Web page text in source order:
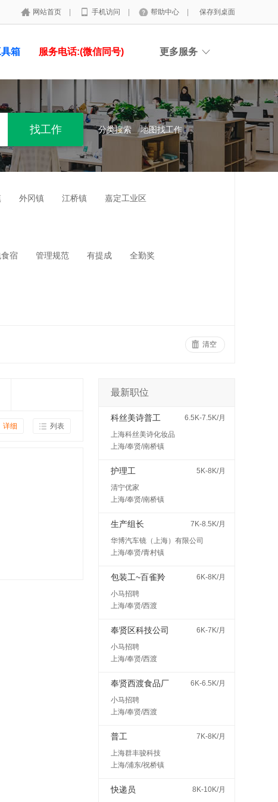
网站首页 手机访问 帮助中心 保存到桌面
箱 服务电话:(微信同号) 更多服务
分类搜索 地图找工作
外冈镇 江桥镇 嘉定工业区
宿 管理规范 有提成 全勤奖
清空
详细 列表
最新职位
科丝美诗普工
6.5K-7.5K/月
上海科丝美诗化妆品
上海/奉贤/南桥镇
护理工
5K-8K/月
清宁优家
上海/奉贤/南桥镇
生产组长
7K-8.5K/月
华博汽车镜（上海）有限公司
上海/奉贤/青村镇
包装工~百雀羚
6K-8K/月
小马招聘
上海/奉贤/西渡
奉贤区科技公司
6K-7K/月
小马招聘
上海/奉贤/西渡
奉贤西渡食品厂
6K-6.5K/月
小马招聘
上海/奉贤/西渡
普工
7K-8K/月
上海群丰骏科技
上海/浦东/祝桥镇
快递员 8K-10K/月